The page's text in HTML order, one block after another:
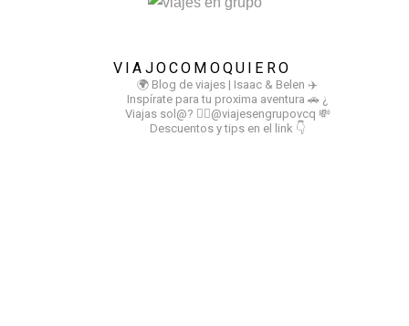
VIAJOCOMOQUIERO
🌍 Blog de viajes | Isaac & Belen ✈️
Inspírate para tu proxima aventura 🚗 ¿
Viajas sol@? 👉🏻@viajesengrupovcq 💸
Descuentos y tips en el link 👇